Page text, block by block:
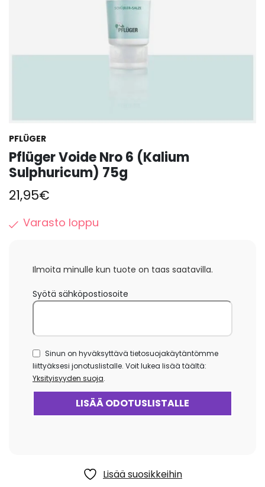
PFLÜGER
Pflüger Voide Nro 6 (Kalium
Sulphuricum) 75g
21,95€
Varasto loppu
Ilmoita minulle kun tuote on taas saatavilla.
Syötä sähköpostiosoite
Sinun on hyväksyttävä tietosuojakäytäntömme
liittyäksesi jonotuslistalle. Voit lukea lisää täältä:
Yksityisyyden suoja.
Lisää suosikkeihin